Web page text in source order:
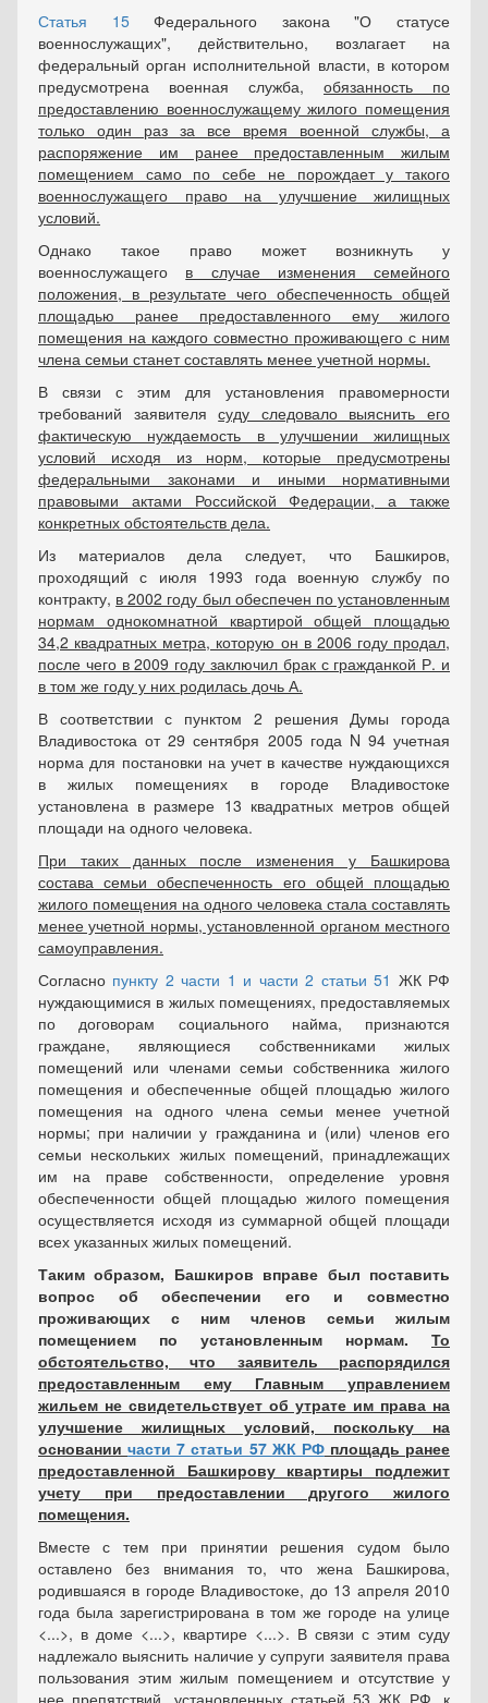
Статья 15Федерального закона "О статусе
военнослужащих", действительно, возлагает на
федеральный орган исполнительной власти, в котором
предусмотрена военная служба, обязанность по
предоставлению военнослужащему жилого помещения
только один раз за все время военной службы, а
распоряжение им ранее предоставленным жилым
помещением само по себе не порождает у такого
военнослужащего право на улучшение жилищных
условий.
Однако такое право может возникнуть у
военнослужащего в случае изменения семейного
положения, в результате чего обеспеченность общей
площадью ранее предоставленного ему жилого
помещения на каждого совместно проживающего с ним
члена семьи станет составлять менее учетной нормы.
В связи с этим для установления правомерности
требований заявителясуду следовало выяснить его
фактическую нуждаемость в улучшении жилищных
условий исходя из норм, которые предусмотрены
федеральными законами и иными нормативными
правовыми актами Российской Федерации, а также
конкретных обстоятельств дела.
Из материалов дела следует, что Башкиров,
проходящий с июля 1993 года военную службу по
контракту, в 2002 году был обеспечен по установленным
нормам однокомнатной квартирой общей площадью
34,2 квадратных метра, которую он в 2006 году продал,
после чего в 2009 году заключил брак с гражданкой Р. и
в том же году у них родилась дочь А.
В соответствии с пунктом 2 решения Думы города
Владивостока от 29 сентября 2005 года N 94 учетная
норма для постановки на учет в качестве нуждающихся
в жилых помещениях в городе Владивостоке
установлена в размере 13 квадратных метров общей
площади на одного человека.
При таких данных после изменения у Башкирова
состава семьи обеспеченность его общей площадью
жилого помещения на одного человека стала составлять
менее учетной нормы, установленной органом местного
самоуправления.
Согласно пункту 2 части 1 и части 2 статьи 51 ЖК РФ
нуждающимися в жилых помещениях, предоставляемых
по договорам социального найма, признаются
граждане, являющиеся собственниками жилых
помещений или членами семьи собственника жилого
помещения и обеспеченные общей площадью жилого
помещения на одного члена семьи менее учетной
нормы; при наличии у гражданина и (или) членов его
семьи нескольких жилых помещений, принадлежащих
им на праве собственности, определение уровня
обеспеченности общей площадью жилого помещения
осуществляется исходя из суммарной общей площади
всех указанных жилых помещений.
Таким образом, Башкиров вправе был поставить
вопрос об обеспечении его и совместно
проживающих с ним членов семьи жилым
помещением по установленным нормам. То
обстоятельство, что заявитель распорядился
предоставленным ему Главным управлением
жильем не свидетельствует об утрате им права на
улучшение жилищных условий, поскольку на
основаниичасти 7 статьи 57 ЖК РФплощадь ранее
предоставленной Башкирову квартиры подлежит
учету при предоставлении другого жилого
помещения.
Вместе с тем при принятии решения судом было
оставлено без внимания то, что жена Башкирова,
родившаяся в городе Владивостоке, до 13 апреля 2010
года была зарегистрирована в том же городе на улице
<...>, в доме <...>, квартире <...>. В связи с этим суду
надлежало выяснить наличие у супруги заявителя права
пользования этим жилым помещением и отсутствие у
нее препятствий, установленных статьей 53 ЖК РФ, к